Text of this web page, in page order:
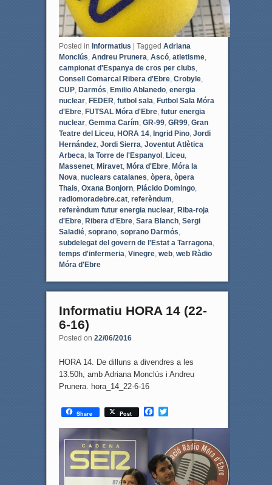
Posted in Informatius Tagged Adriana
Monclús, Andreu Prunera, Ascó, atletisme,
campionat d'Espanya de cros per clubs,
Consell Comarcal Ribera d'Ebre, Crobyle,
CUP, Darmós, Emilio Ablanedo, energia
nuclear, FEDER, futbol sala, Futbol Sala Móra
d'Ebre, FUTSAL Móra d'Ebre, futur energia
nuclear, Gemma Carím, GR-99, GR99, Gran
Teatre del Liceu, HORA 14, Ingrid Pino, Jordi
Hernández, Jordi Sierra, Joventut Atlètica
Arbeca, la Torre de l'Espanyol , Liceu,
Massenet, Miravet, Móra d'Ebre, Móra la
Nova, nuclears catalanes, òpera, òpera
Thais, Oxana Bonjorn, Plácido Domingo,
radiomoradebre.cat, referèndum,
referèndum futur energia nuclear, Riba-roja
d'Ebre, Ribera d'Ebre, Sara Blanch, Sergi
Saladié, soprano, soprano Darmós,
subdelegat del govern de l'Estat a Tarragona,
temps d'infermeria, Vinegre, web, web Ràdio
Móra d'Ebre
Informatiu HORA 14 (22-
6-16)
Posted on 22/06/2016
HORA 14. De dilluns a divendres a les
13.50h, amb Adriana Monclús i Andreu
Prunera. hora_14_22-6-16
Share Post
F
c
o
o
k
T
i
t
e
r